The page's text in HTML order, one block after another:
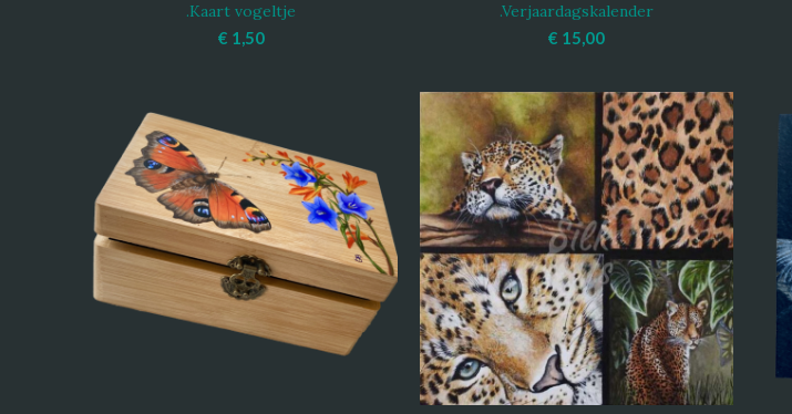
TOEVOEGEN AAN WINKELWAGEN
.Kaart vogeltje
€ 1,50
TOEVOEGEN AAN WINKELWAGEN
.Verjaardagskalender
€ 15,00